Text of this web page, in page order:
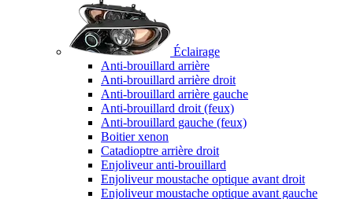
Éclairage
Anti-brouillard arrière
Anti-brouillard arrière droit
Anti-brouillard arrière gauche
Anti-brouillard droit (feux)
Anti-brouillard gauche (feux)
Boitier xenon
Catadioptre arrière droit
Enjoliveur anti-brouillard
Enjoliveur moustache optique avant droit
Enjoliveur moustache optique avant gauche